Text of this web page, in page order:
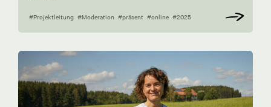
#Projektleitung #Moderation #präsent #online #2025